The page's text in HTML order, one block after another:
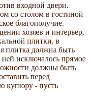
входной двери.
со столом в гостиной
благополучие.
хозяев и интерьер,
плитки, в
плитка должна быть
исключалось прямое
должны быть
перед
купюру - пусть